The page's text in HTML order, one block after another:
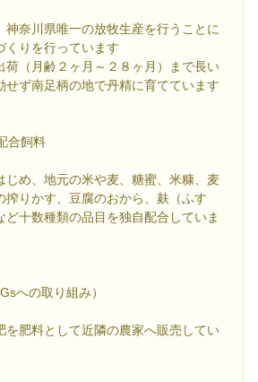
神奈川県唯一の放牧生産を行うことに
くりを行っています
荷（月齢２ヶ月～２８ヶ月）まで長い
せず南足柄の地で丹精に育てています
合飼料
じめ、地元の米や麦、糖蜜、米糠、麦
搾りかす、豆腐のおから、麸（ふす
ど十数種類の品目を独自配合していま
への取り組み）
を肥料として近隣の農家へ販売してい